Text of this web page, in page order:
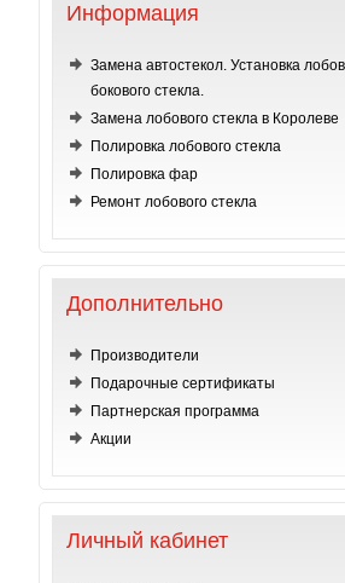
Информация
Замена автостекол. Установка
бокового стекла.
Замена лобового стекла в Королеве
Полировка лобового стекла
Полировка фар
Ремонт лобового стекла
Дополнительно
Производители
Подарочные сертификаты
Партнерская программа
Акции
Личный кабинет